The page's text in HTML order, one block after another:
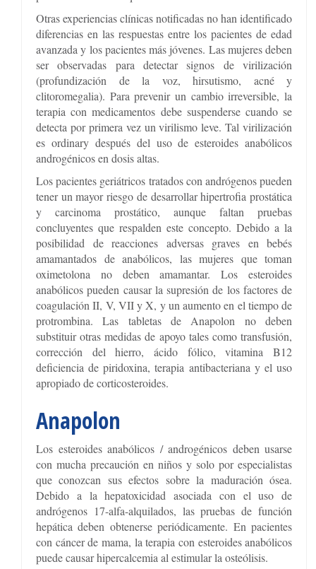
Otras experiencias clínicas notificadas no han identificado
diferencias en las respuestas entre los pacientes de edad
avanzada y los pacientes más jóvenes. Las mujeres deben
ser observadas para detectar signos de virilización
(profundización de la voz, hirsutismo, acné y
clitoromegalia). Para prevenir un cambio irreversible, la
terapia con medicamentos debe suspenderse cuando se
detecta por primera vez un virilismo leve. Tal virilización
es ordinary después del uso de esteroides anabólicos
androgénicos en dosis altas.
Los pacientes geriátricos tratados con andrógenos pueden
tener un mayor riesgo de desarrollar hipertrofia prostática
y carcinoma prostático, aunque faltan pruebas
concluyentes que respalden este concepto. Debido a la
posibilidad de reacciones adversas graves en bebés
amamantados de anabólicos, las mujeres que toman
oximetolona no deben amamantar. Los esteroides
anabólicos pueden causar la supresión de los factores de
coagulación II, V, VII y X, y un aumento en el tiempo de
protrombina. Las tabletas de Anapolon no deben
substituir otras medidas de apoyo tales como transfusión,
corrección del hierro, ácido fólico, vitamina B12
deficiencia de piridoxina, terapia antibacteriana y el uso
apropiado de corticosteroides.
Anapolon
Los esteroides anabólicos / androgénicos deben usarse
con mucha precaución en niños y solo por especialistas
que conozcan sus efectos sobre la maduración ósea.
Debido a la hepatoxicidad asociada con el uso de
andrógenos 17-alfa-alquilados, las pruebas de función
hepática deben obtenerse periódicamente. En pacientes
con cáncer de mama, la terapia con esteroides anabólicos
puede causar hipercalcemia al estimular la osteólisis.